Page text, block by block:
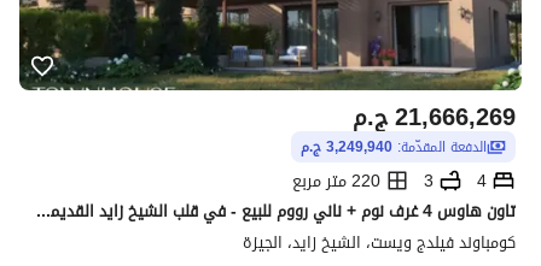
ج.م21,666,269
الدفعة المقدّمة: 3,249,940 ج.م
4
3
220 متر مربع
تاون هاوس 4 غرف نوم + ناني رووم للبيع - في قلب الشيخ زايد القديمة في فليدج ويست - Village west
كومباوند فيلدج ويست، الشيخ زايد، الجيزة